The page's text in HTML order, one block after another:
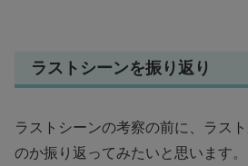
ラストシーンを振り返り
ラストシーンの考察の前に、ラス
のか振り返ってみたいと思います。